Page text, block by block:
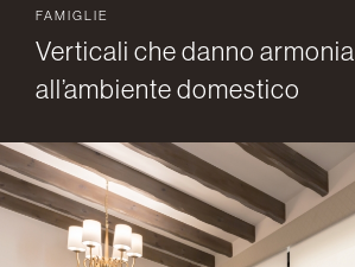
FAMIGLIE
Verticali che danno armonia
all’ambiente domestico